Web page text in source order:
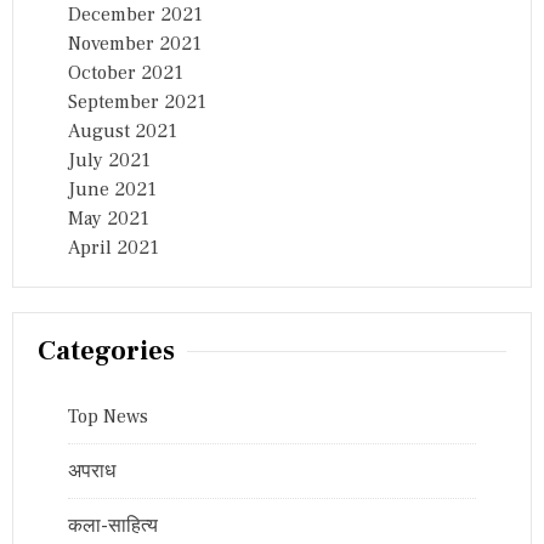
December 2021
November 2021
October 2021
September 2021
August 2021
July 2021
June 2021
May 2021
April 2021
Categories
Top News
अपराध
कला-साहित्य